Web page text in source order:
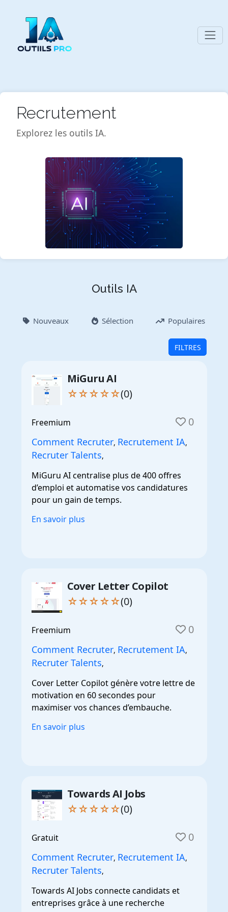
Recrutement
Explorez les outils IA.
Outils IA
Nouveaux Sélection Populaires
FILTRES
MiGuru AI
☆☆☆☆☆(0)
Freemium 0
Comment Recruter, Recrutement IA,
Recruter Talents,
MiGuru AI centralise plus de 400 offres
d’emploi et automatise vos candidatures
pour un gain de temps.
En savoir plus
Cover Letter Copilot
☆☆☆☆☆(0)
Freemium 0
Comment Recruter, Recrutement IA,
Recruter Talents,
Cover Letter Copilot génère votre lettre de
motivation en 60 secondes pour
maximiser vos chances d’embauche.
En savoir plus
Towards AI Jobs
☆☆☆☆☆(0)
Gratuit 0
Comment Recruter, Recrutement IA,
Recruter Talents,
Towards AI Jobs connecte candidats et
entreprises grâce à une recherche